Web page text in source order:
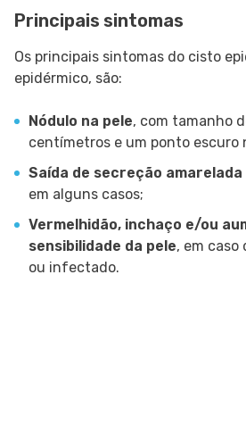
Principais sintomas
Os principais sintomas do cisto
epidérmico, são:
Nódulo na pele, com tamanho
centímetros e um ponto escuro
Saída de secreção
em alguns casos;
Vermelhidão, inchaço e/ou
sensibilidade da pele, em
ou infectado.